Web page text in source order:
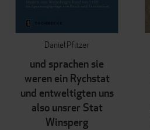
Daniel Pfitzer
und sprachen sie
weren ein Rychstat
und entweltigten uns
also unsrer Stat
Winsperg